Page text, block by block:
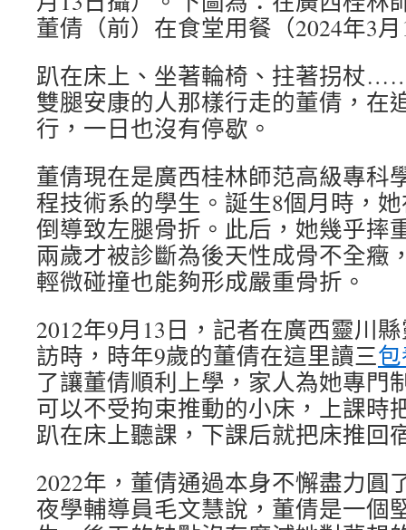
董倩（前）在食堂用餐（2024年3
趴在床上、坐著輪椅、拄著拐杖
雙腿安康的人那樣行走的董倩，在
行，一日也沒有停歇。
董倩現在是廣西桂林師范高級專科
程技術系的學生。誕生8個月時，
倒導致左腿骨折。此后，她幾乎摔
兩歲才被診斷為後天性成骨不全癥
輕微碰撞也能夠形成嚴重骨折。
2012年9月13日，記者在廣西靈川
訪時，時年9歲的董倩在這里讀三
了讓董倩順利上學，家人為她專門
可以不受拘束推動的小床，上課時
趴在床上聽課，下課后就把床推回
2022年，董倩通過本身不懈盡力圓
夜學輔導員毛文慧說，董倩是一個